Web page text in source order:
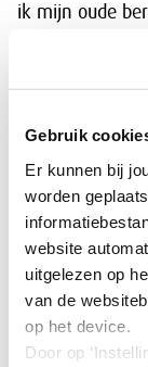
Gebruik
Er kunnen bij
worden
website
uitgelezen op
van de
op het device.
Door op
ik mijn oude
twee kleine
uitdaging. Bij
waren zóveel
toetsings- en
had mijn
stelsel